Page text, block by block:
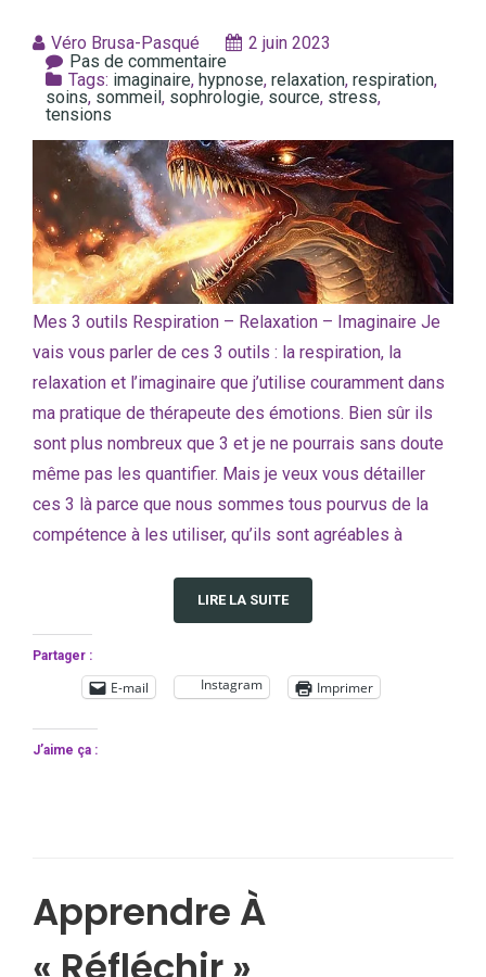
Véro Brusa-Pasqué
2 juin 2023
Pas de commentaire
Tags: imaginaire, hypnose, relaxation, respiration,
soins, sommeil, sophrologie, source, stress,
tensions
Mes 3 outils Respiration – Relaxation – Imaginaire Je
vais vous parler de ces 3 outils : la respiration, la
relaxation et l’imaginaire que j’utilise couramment dans
ma pratique de thérapeute des émotions. Bien sûr ils
sont plus nombreux que 3 et je ne pourrais sans doute
même pas les quantifier. Mais je veux vous détailler
ces 3 là parce que nous sommes tous pourvus de la
compétence à les utiliser, qu’ils sont agréables à
LIRE LA SUITE
Partager :
E-mail Instagram Imprimer
J’aime ça :
Apprendre À